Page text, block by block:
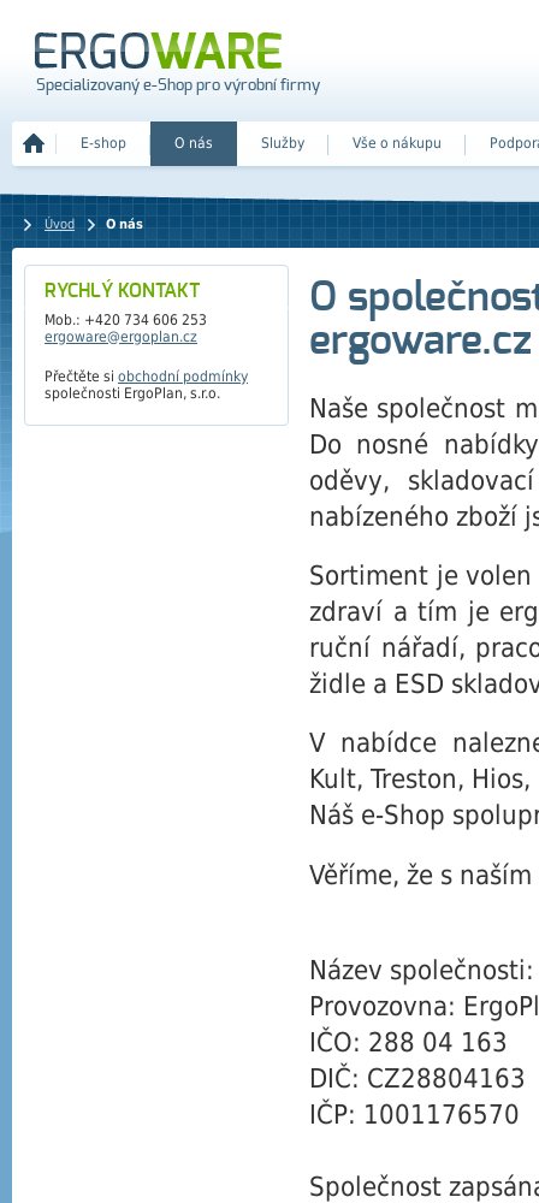
Specializovaný e-Shop pro výrobní firmy
E-shop O nás Služby Vše o nákupu
Úvod O nás
O
ergoware.cz
Naše společnost
Do nosné
oděvy,
nabízeného zboží
Sortiment je
zdraví a tím je
ruční nářadí,
židle a ESD
V nabídce
Kult, Treston,
Náš e-Shop
Věříme, že s
Název
Provozovna:
IČO: 288 04 163
DIČ: CZ28804163
IČP: 1001176570
Společnost
RYCHLÝ KONTAKT
Mob.: +420 734 606 253
ergoware@ergoplan.cz
Přečtěte si obchodní podmínky
společnosti ErgoPlan, s.r.o.